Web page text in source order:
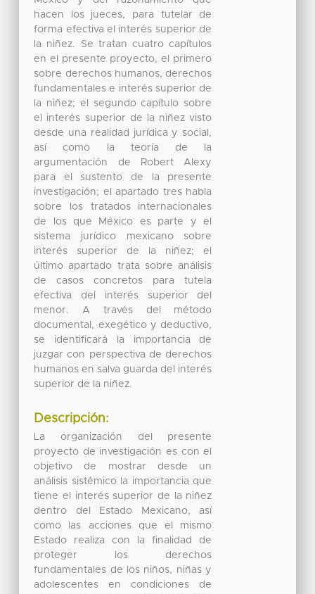
hacen los jueces, para tutelar de
forma efectiva el interés superior de
la niñez. Se tratan cuatro capítulos
en el presente proyecto, el primero
sobre derechos humanos, derechos
fundamentales e interés superior de
la niñez; el segundo capítulo sobre
el interés superior de la niñez visto
desde una realidad jurídica y social,
así como la teoría de la
argumentación de Robert Alexy
para el sustento de la presente
investigación; el apartado tres habla
sobre los tratados internacionales
de los que México es parte y el
sistema jurídico mexicano sobre
interés superior de la niñez; el
último apartado trata sobre análisis
de casos concretos para tutela
efectiva del interés superior del
menor. A través del método
documental, exegético y deductivo,
se identificará la importancia de
juzgar con perspectiva de derechos
humanos en salva guarda del interés
superior de la niñez.
Descripción:
La organización del presente
proyecto de investigación es con el
objetivo de mostrar desde un
análisis sistémico la importancia que
tiene el interés superior de la niñez
dentro del Estado Mexicano, así
como las acciones que el mismo
Estado realiza con la finalidad de
proteger los derechos
fundamentales de los niños, niñas y
adolescentes en condiciones de